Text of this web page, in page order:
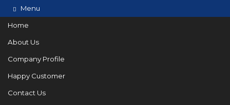
Menu
Home
About Us
Company Profile
Happy Customer
Contact Us